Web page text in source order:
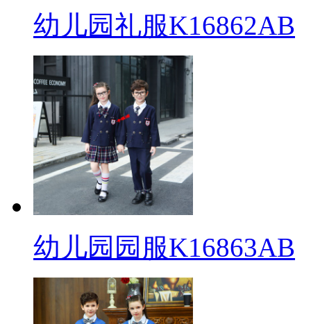
幼儿园礼服K16862AB
幼儿园园服K16863AB